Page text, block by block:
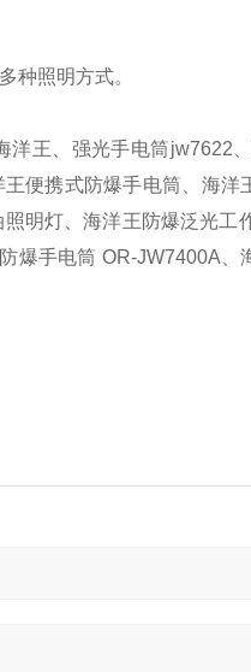
种照明方式。
洋王 强光手电筒jw7622
便携式防爆手电筒、海洋
照明灯、海洋王防爆泛光工
爆手电筒 OR-JW7400A